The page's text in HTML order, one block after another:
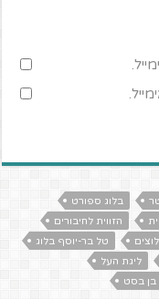
בלוג ספורט
הזווית לחיבורים
טל בר-יוסף בלוג
ליגת העל
בן בסט